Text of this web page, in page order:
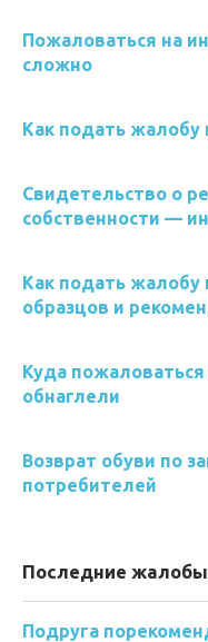
Пожаловаться на
сложно
Как подать жалобу
Свидетельство о
собственности —
Как подать жалобу
образцов и
Куда пожаловаться
обнаглели
Возврат обуви по
потребителей
Последние жалобы
Подруга